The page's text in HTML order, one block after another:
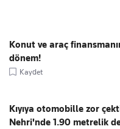
Konut ve araç
dönem!
Kaydet
Kıyıya otomobille zor
Nehri'nde 1.90 metrelik